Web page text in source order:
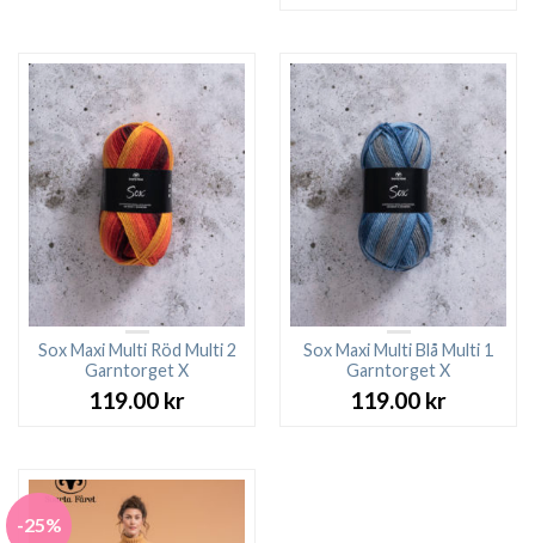
Sox Maxi Multi Röd Multi 2
Garntorget X
119.00 kr
Sox Maxi Multi Blå Multi 1
Garntorget X
119.00 kr
-25%